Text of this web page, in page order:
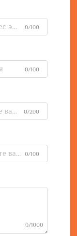
0/100
0/100
0/200
0/100
0/1000